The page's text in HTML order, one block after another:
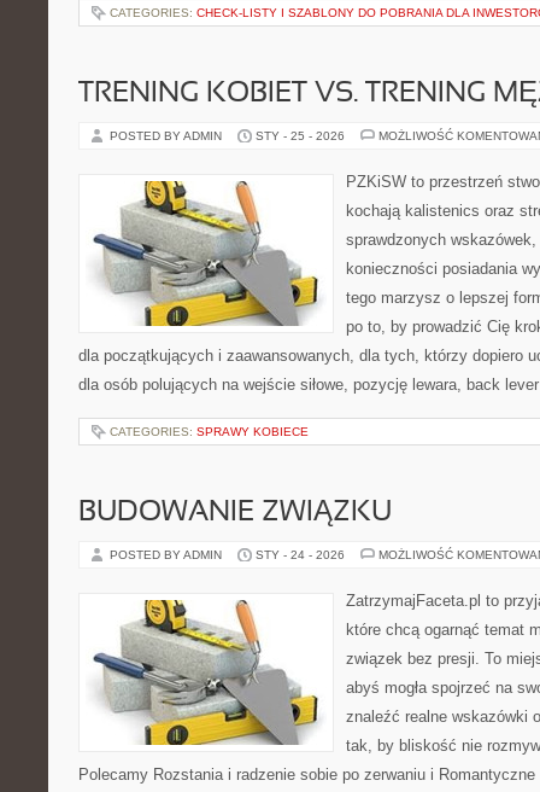
CATEGORIES: CHECK-LISTY I SZABLONY DO POBRANIA DLA
TRENING KOBIET VS. TRENING
POSTED BY ADMIN STY - 25 - 2026 MOŻLIWOŚĆ
PZKiSW to przestrzeń
kochają kalistenics oraz
sprawdzonych
konieczności posiadania
tego marzysz o lepszej
po to, by prowadzić Cię
dla początkujących i zaawansowanych, dla tych, którzy dopiero
dla osób polujących na wejście siłowe, pozycję lewara, back
CATEGORIES: SPRAWY KOBIECE
BUDOWANIE ZWIĄZKU
POSTED BY ADMIN STY - 24 - 2026 MOŻLIWOŚĆ
ZatrzymajFaceta.pl to
które chcą ogarnąć temat
związek bez presji. To
abyś mogła spojrzeć na
znaleźć realne wskazówki
tak, by bliskość nie
Polecamy Rozstania i radzenie sobie po zerwaniu i